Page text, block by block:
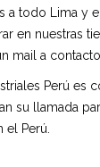
a todo Lima y
en nuestras
mail a
Perú
su llamada
el Perú.